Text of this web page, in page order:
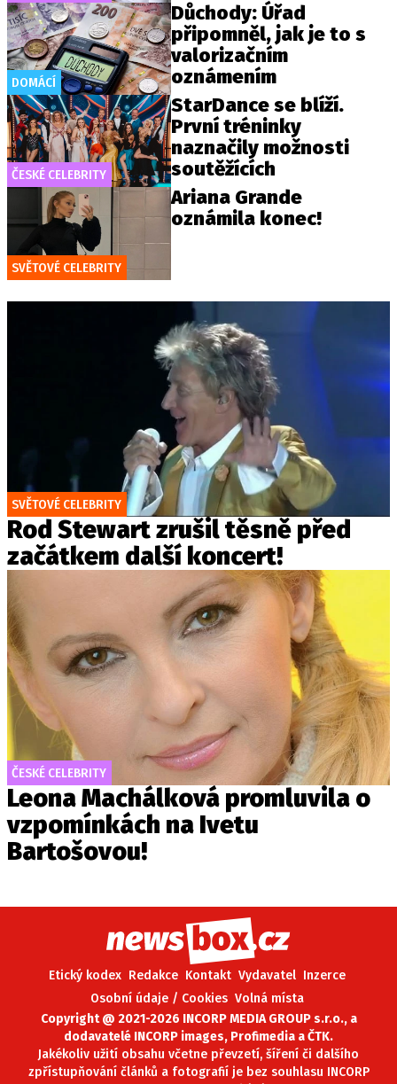
DOMÁCÍ
Důchody: Úřad
připomněl, jak je to s
valorizačním
oznámením
ČESKÉ CELEBRITY
StarDance se blíží.
První tréninky
naznačily možnosti
soutěžících
SVĚTOVÉ CELEBRITY
Ariana Grande
oznámila konec!
SVĚTOVÉ CELEBRITY
Rod Stewart zrušil těsně před
začátkem další koncert!
ČESKÉ CELEBRITY
Leona Machálková promluvila o
vzpomínkách na Ivetu
Bartošovou!
Etický kodex Redakce Kontakt Vydavatel Inzerce
Osobní údaje / Cookies Volná místa
Copyright @ 2021-2026 INCORP MEDIA GROUP s.r.o., a
dodavatelé INCORP images, Profimedia a ČTK.
Jakékoliv užití obsahu včetne převzetí, šíření či dalšího
zpřístupňování článků a fotografií je bez souhlasu INCORP